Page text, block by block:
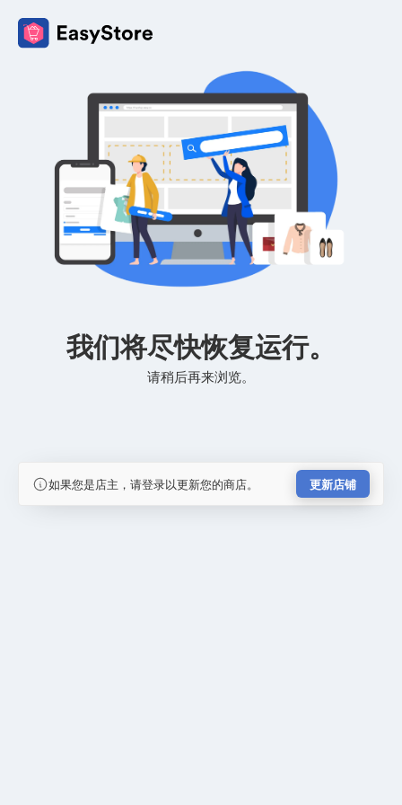
我们将尽快恢复运行。
请稍后再来浏览。
如果您是店主，请登录以更新您的商店。 更新店铺